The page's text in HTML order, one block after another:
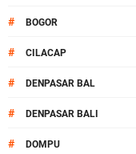
# BOGOR
# CILACAP
# DENPASAR BAL
# DENPASAR BALI
# DOMPU